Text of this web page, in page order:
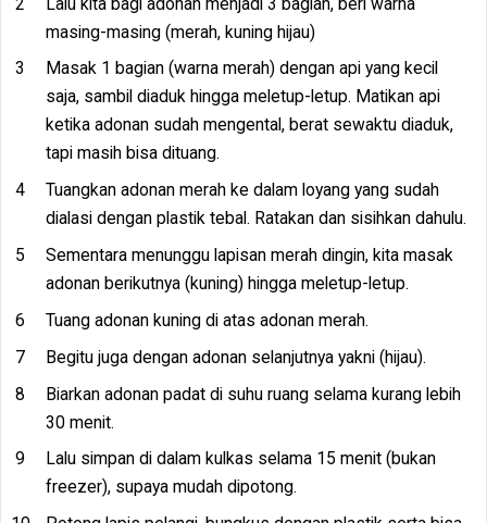
masing-masing (merah, kuning hijau)
Masak 1 bagian (warna merah) dengan api yang kecil
saja, sambil diaduk hingga meletup-letup. Matikan api
ketika adonan sudah mengental, berat sewaktu diaduk,
tapi masih bisa dituang.
Tuangkan adonan merah ke dalam loyang yang sudah
dialasi dengan plastik tebal. Ratakan dan sisihkan dahulu.
Sementara menunggu lapisan merah dingin, kita masak
adonan berikutnya (kuning) hingga meletup-letup.
Tuang adonan kuning di atas adonan merah.
Begitu juga dengan adonan selanjutnya yakni (hijau).
Biarkan adonan padat di suhu ruang selama kurang lebih
30 menit.
Lalu simpan di dalam kulkas selama 15 menit (bukan
freezer), supaya mudah dipotong.